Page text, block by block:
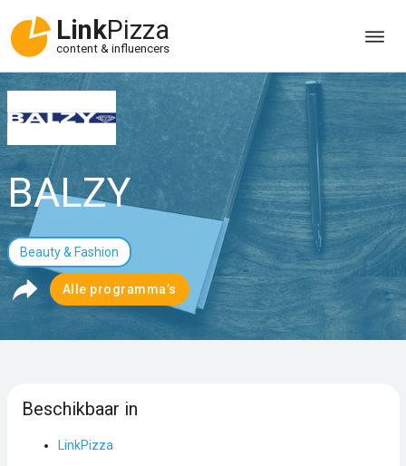
LinkPizza
content & influencers
BALZY
Beauty & Fashion
Alle programma’s
Beschikbaar in
LinkPizza